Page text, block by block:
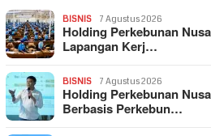
BISNIS 7 Agustus 2026
Holding Perkebunan
Lapangan Kerj…
BISNIS 7 Agustus 2026
Holding Perkebunan
Berbasis Perkebun…